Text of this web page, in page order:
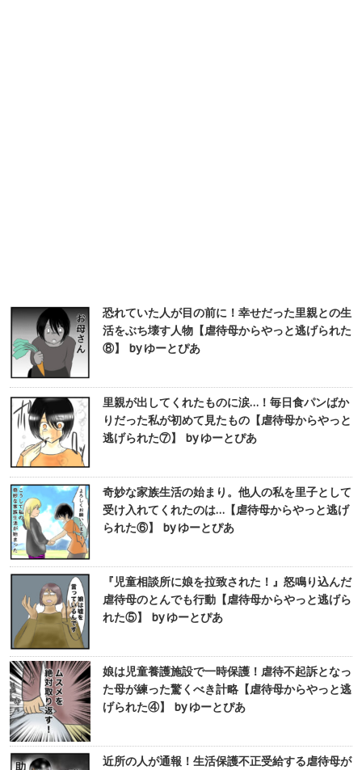
恐れていた人が目の前に！幸せだった里親との生
活をぶち壊す人物【虐待母からやっと逃げられた
⑧】 by ゆーとぴあ
里親が出してくれたものに涙…！毎日食パンばか
りだった私が初めて見たもの【虐待母からやっと
逃げられた⑦】 by ゆーとぴあ
奇妙な家族生活の始まり。他人の私を里子として
受け入れてくれたのは…【虐待母からやっと逃げ
られた⑥】 by ゆーとぴあ
『児童相談所に娘を拉致された！』怒鳴り込んだ
虐待母のとんでも行動【虐待母からやっと逃げら
れた⑤】 by ゆーとぴあ
娘は児童養護施設で一時保護！虐待不起訴となっ
た母が練った驚くべき計略【虐待母からやっと逃
げられた④】 by ゆーとぴあ
近所の人が通報！生活保護不正受給する虐待母が